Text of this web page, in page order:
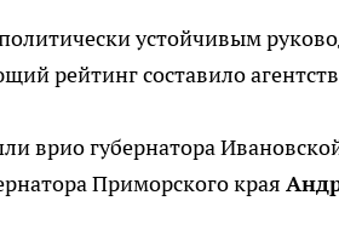
устойчивым
рейтинг составило
врио губернатора
Приморского края